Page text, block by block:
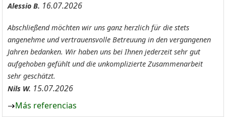
Alessio B. 16.07.2026
Abschließend möchten wir uns ganz herzlich für die stets
angenehme und vertrauensvolle Betreuung in den vergangenen
Jahren bedanken. Wir haben uns bei Ihnen jederzeit sehr gut
aufgehoben gefühlt und die unkomplizierte Zusammenarbeit
sehr geschätzt.
Nils W. 15.07.2026
Más referencias